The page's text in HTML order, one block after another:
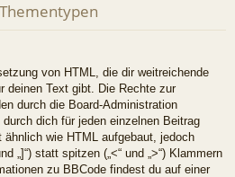
von HTML, die dir weitreichende
deinen Text gibt. Die Rechte zur
durch die Board-Administration
dich für jeden einzelnen Beitrag
wie HTML aufgebaut, jedoch
„]“) statt spitzen („<“ und „>“) Klammern
zu BBCode findest du auf einer